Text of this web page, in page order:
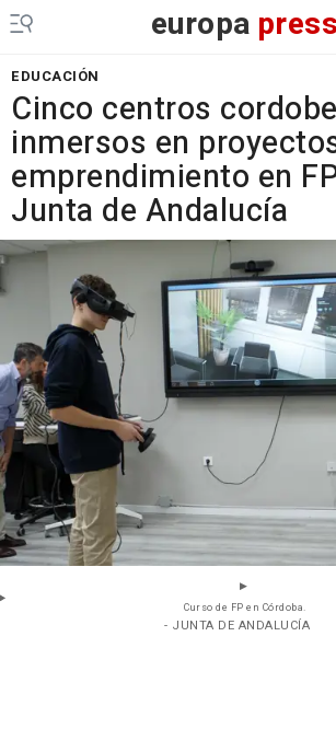
europa press
EDUCACIÓN
Cinco centros
inmersos en
emprendimiento en
Junta de Andalucía
Curso de FP en Córdoba.
- JUNTA DE ANDALUCÍA